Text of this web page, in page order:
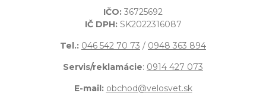
IČO: 36725692
IČ DPH: SK2022316087
Tel.: 046 542 70 73 / 0948 363 894
Servis/reklamácie: 0914 427 073
E-mail: obchod@velosvet.sk